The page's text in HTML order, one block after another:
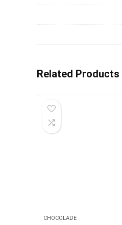
Related Products
CHOCOLADE